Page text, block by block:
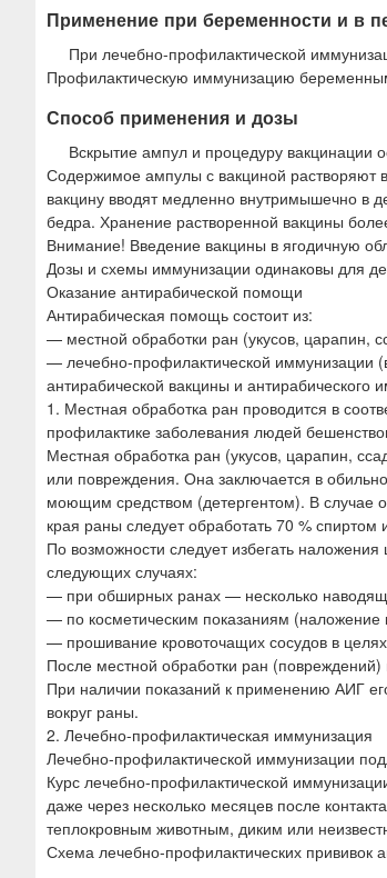
Применение при беременности и в
При лечебно-профилактической
Профилактическую иммунизацию
Способ применения и дозы
Вскрытие ампул и процедуру вакцинации
Содержимое ампулы с вакциной
вакцину вводят медленно внутримышечно в
бедра. Хранение растворенной вакцины
Внимание! Введение вакцины в ягодичную
Дозы и схемы иммунизации одинаковы для
Оказание антирабической помощи
Антирабическая помощь состоит из:
— местной обработки ран (укусов, царапин,
— лечебно-профилактической иммунизации
антирабической вакцины и антирабического
1. Местная обработка ран проводится в
профилактике заболевания людей
Местная обработка ран (укусов, царапин,
или повреждения. Она заключается в
моющим средством (детергентом). В случае
края раны следует обработать 70 %
По возможности следует избегать
следующих случаях:
— при обширных ранах — несколько
— по косметическим показаниям
— прошивание кровоточащих сосудов в
После местной обработки ран
При наличии показаний к применению АИГ
вокруг раны.
2. Лечебно-профилактическая иммунизация
Лечебно-профилактической иммунизации
Курс лечебно-профилактической
даже через несколько месяцев после
теплокровным животным, диким или
Схема лечебно-профилактических прививок